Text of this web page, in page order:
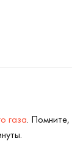
газа. Помните,